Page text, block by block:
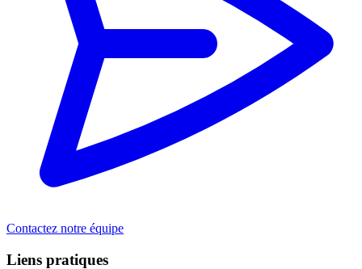
Contactez notre équipe
Liens pratiques